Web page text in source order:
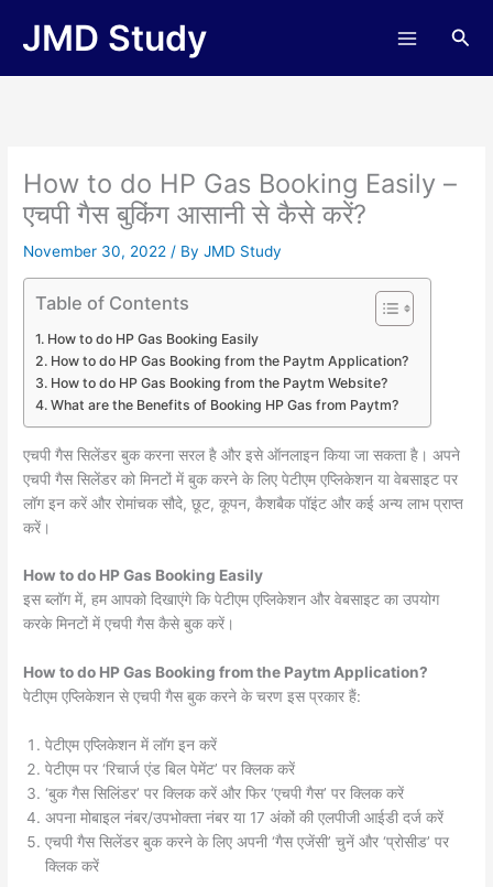
JMD Study
How to do HP Gas Booking Easily –
एचपी गैस बुकिंग आसानी से कैसे करें?
November 30, 2022/ ByJMD Study
Table of Contents
How to do HP Gas Booking Easily
How to do HP Gas Booking from the Paytm Application?
How to do HP Gas Booking from the Paytm Website?
What are the Benefits of Booking HP Gas from Paytm?
एचपी गैस सिलेंडर बुक करना सरल है और इसे ऑनलाइन किया जा सकता है। अपने
एचपी गैस सिलेंडर को मिनटों में बुक करने के लिए पेटीएम एप्लिकेशन या वेबसाइट पर
लॉग इन करें और रोमांचक सौदे, छूट, कूपन, कैशबैक पॉइंट और कई अन्य लाभ प्राप्त
करें।
How to do HP Gas Booking Easily
इस ब्लॉग में, हम आपको दिखाएंगे कि पेटीएम एप्लिकेशन और वेबसाइट का उपयोग
करके मिनटों में एचपी गैस कैसे बुक करें।
How to do HP Gas Booking from the Paytm Application?
पेटीएम एप्लिकेशन से एचपी गैस बुक करने के चरण इस प्रकार हैं:
पेटीएम एप्लिकेशन में लॉग इन करें
पेटीएम पर ‘रिचार्ज एंड बिल पेमेंट’ पर क्लिक करें
‘बुक गैस सिलिंडर’ पर क्लिक करें और फिर ‘एचपी गैस’ पर क्लिक करें
अपना मोबाइल नंबर/उपभोक्ता नंबर या 17 अंकों की एलपीजी आईडी दर्ज करें
एचपी गैस सिलेंडर बुक करने के लिए अपनी ‘गैस एजेंसी’ चुनें और ‘प्रोसीड’ पर
क्लिक करें